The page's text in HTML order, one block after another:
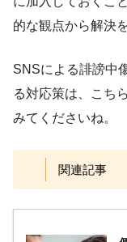
的な観点から解決
SNSによる誹謗中
る対応策は、こち
みてくださいね。
関連記事